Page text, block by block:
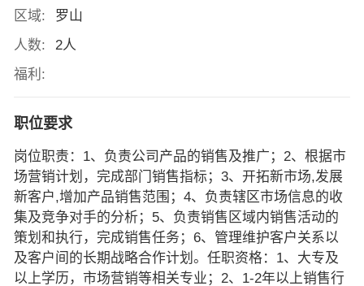
区域:
罗山
人数:
2人
福利:
职位要求
岗位职责：1、负责公司产品的销售及推广；2、根据市
场营销计划，完成部门销售指标；3、开拓新市场,发展
新客户,增加产品销售范围；4、负责辖区市场信息的收
集及竞争对手的分析；5、负责销售区域内销售活动的
策划和执行，完成销售任务；6、管理维护客户关系以
及客户间的长期战略合作计划。任职资格：1、大专及
以上学历，市场营销等相关专业；2、1-2年以上销售行